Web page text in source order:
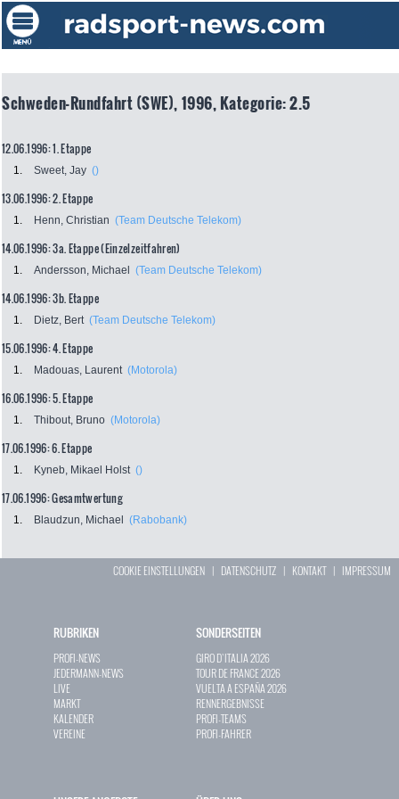
Schweden-Rundfahrt (SWE), 1996, Kategorie: 2.5
12.06.1996: 1. Etappe
1. Sweet, Jay ()
13.06.1996: 2. Etappe
1. Henn, Christian (Team Deutsche Telekom)
14.06.1996: 3a. Etappe (Einzelzeitfahren)
1. Andersson, Michael (Team Deutsche Telekom)
14.06.1996: 3b. Etappe
1. Dietz, Bert (Team Deutsche Telekom)
15.06.1996: 4. Etappe
1. Madouas, Laurent (Motorola)
16.06.1996: 5. Etappe
1. Thibout, Bruno (Motorola)
17.06.1996: 6. Etappe
1. Kyneb, Mikael Holst ()
17.06.1996: Gesamtwertung
1. Blaudzun, Michael (Rabobank)
COOKIE EINSTELLUNGEN | DATENSCHUTZ | KONTAKT| IMPRESSUM
RUBRIKEN
PROFI-NEWS
JEDERMANN-NEWS
LIVE
MARKT
KALENDER
VEREINE
SONDERSEITEN
GIRO D`ITALIA 2026
TOUR DE FRANCE 2026
VUELTA A ESPAÑA 2026
RENNERGEBNISSE
PROFI-TEAMS
PROFI-FAHRER